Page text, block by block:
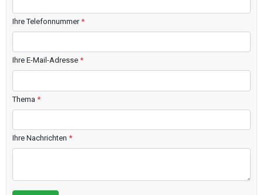
Ihre Telefonnummer*
Ihre E-Mail-Adresse *
Thema *
Ihre Nachrichten *